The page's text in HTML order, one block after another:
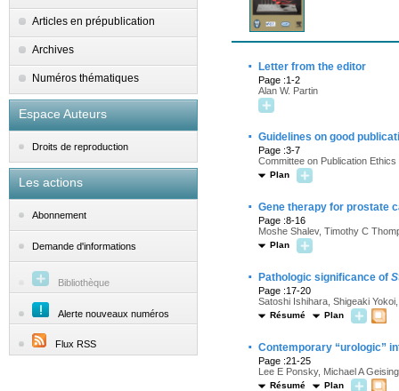
Articles en prépublication
Archives
Numéros thématiques
Espace Auteurs
Droits de reproduction
Les actions
Abonnement
Demande d'informations
Bibliothèque
Alerte nouveaux numéros
Flux RSS
· Letter from the editor
Page :1-2
Alan W. Partin
· Guidelines on good
Page :3-7
Committee on Publication
Plan
· Gene therapy for prostate
Page :8-16
Moshe Shalev, Timothy C
Plan
· Pathologic significance of
Page :17-20
Satoshi Ishihara, Shigeaki
Résumé Plan
· Contemporary “urologic”
Page :21-25
Lee E Ponsky, Michael A
Résumé Plan